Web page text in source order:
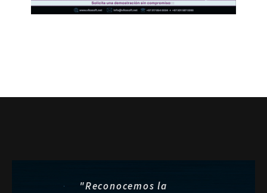
"Reconocemos la